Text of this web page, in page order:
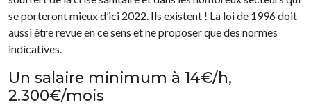
se porteront mieux d’ici 2022. Ils existent ! La loi de 1996 doit
aussi être revue en ce sens et ne proposer que des normes
indicatives.
Un salaire minimum à 14€/h,
2.300€/mois